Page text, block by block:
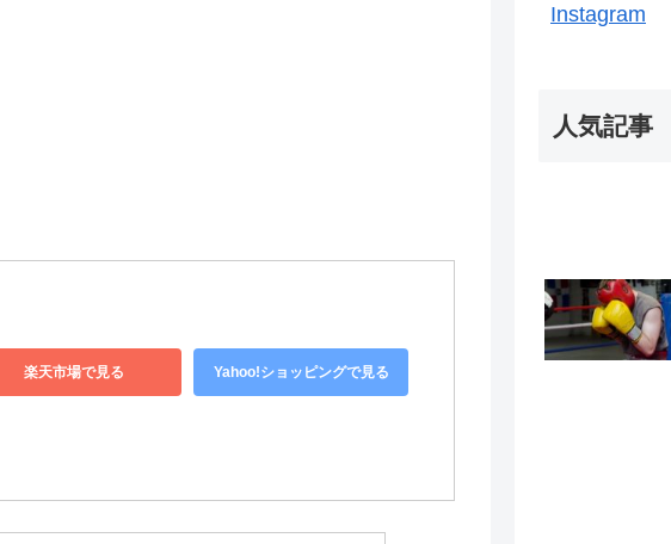
楽天市場で見る Yahoo!ショッピングで見る
Instagram
人気記事